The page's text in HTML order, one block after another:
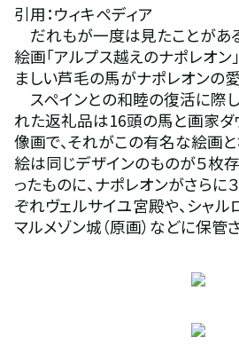
引用：ウィキペディア
だれもが一度は見たことがある
絵画「アルプス越えのナポレオン
ましい芦毛の馬がナポレオンの愛
スペインとの和睦の復活に際し
れた返礼品は16頭の馬と画家ダ
像画で、それがこの有名な絵画
絵は同じデザインのものが５枚
ったものに、ナポレオンがさらに
ぞれヴェルサイユ宮殿や、シャル
マルメゾン城（原画）などに保管